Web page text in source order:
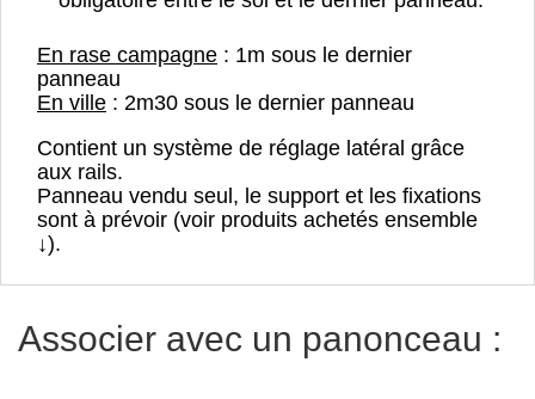
En rase campagne : 1m sous le dernier
panneau
En ville : 2m30 sous le dernier panneau
Contient un système de réglage latéral grâce
aux rails.
Panneau vendu seul, le support et les fixations
sont à prévoir (voir produits achetés ensemble
↓).
Associer avec un panonceau :